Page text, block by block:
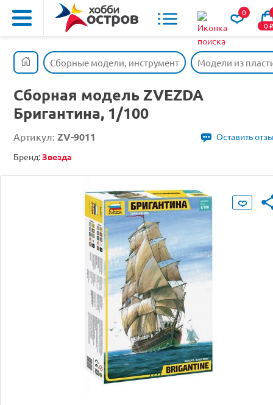
0
0o
Сборные модели, инструмент Модели из
Сборная модель ZVEZDA
Бригантина, 1/100
Артикул: ZV-9011
Оставить
Бренд:Звезда